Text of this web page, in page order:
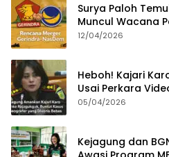
Surya Paloh
Muncul Wacana
dan Gerindra
12/04/2026
Heboh! Kajari
Usai Perkara
05/04/2026
Kejagung dan